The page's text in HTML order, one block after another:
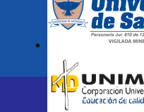
Inicio